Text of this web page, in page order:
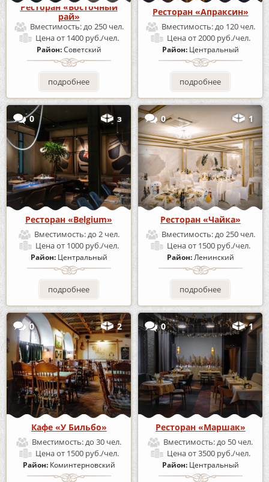
Ресторан «Восточный
рай»
Вместимость:до 250 чел.
Ценаот 1400 руб./чел.
Район:Советский
подробнее
Ресторан «Апраксин»
Вместимость:до 120 чел.
Ценаот 2000 руб./чел.
Район: Центральный
подробнее
0 з
Ресторан «Belgium»
Вместимость:до 2 чел.
Ценаот 1000 руб./чел.
Район: Центральный
подробнее
0 1
Ресторан «Чайка»
Вместимость:до 250 чел.
Ценаот 1500 руб./чел.
Район:Ленинский
подробнее
0 2
Кафе «У Бильбо»
Вместимость:до 30 чел.
Ценаот 1500 руб./чел.
Район: Коминтерновский
0 1
Ресторан «Маршак»
Вместимость:до 50 чел.
Ценаот 3500 руб./чел.
Район: Центральный